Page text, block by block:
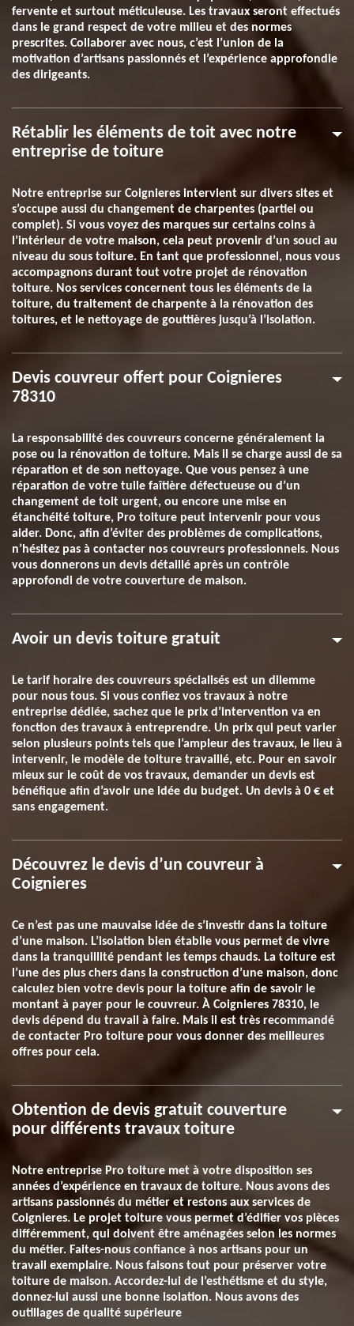
fervente et surtout méticuleuse. Les travaux seront effectués
dans le grand respect de votre milieu et des normes
prescrites. Collaborer avec nous, c’est l’union de la
motivation d’artisans passionnés et l’expérience approfondie
des dirigeants.
Rétablir les éléments de toit avec notre
entreprise de toiture
Notre entreprise sur Coignieres intervient sur divers sites et
s’occupe aussi du changement de charpentes (partiel ou
complet). Si vous voyez des marques sur certains coins à
l’intérieur de votre maison, cela peut provenir d’un souci au
niveau du sous toiture. En tant que professionnel, nous vous
accompagnons durant tout votre projet de rénovation
toiture. Nos services concernent tous les éléments de la
toiture, du traitement de charpente à la rénovation des
toitures, et le nettoyage de gouttières jusqu’à l’isolation.
Devis couvreur offert pour Coignieres
78310
La responsabilité des couvreurs concerne généralement la
pose ou la rénovation de toiture. Mais il se charge aussi de sa
réparation et de son nettoyage. Que vous pensez à une
réparation de votre tuile faîtière défectueuse ou d’un
changement de toit urgent, ou encore une mise en
étanchéité toiture, Pro toiture peut intervenir pour vous
aider. Donc, afin d’éviter des problèmes de complications,
n’hésitez pas à contacter nos couvreurs professionnels. Nous
vous donnerons un devis détaillé après un contrôle
approfondi de votre couverture de maison.
Avoir un devis toiture gratuit
Le tarif horaire des couvreurs spécialisés est un dilemme
pour nous tous. Si vous confiez vos travaux à notre
entreprise dédiée, sachez que le prix d’intervention va en
fonction des travaux à entreprendre. Un prix qui peut varier
selon plusieurs points tels que l’ampleur des travaux, le lieu à
intervenir, le modèle de toiture travaillé, etc. Pour en savoir
mieux sur le coût de vos travaux, demander un devis est
bénéfique afin d’avoir une idée du budget. Un devis à 0 € et
sans engagement.
Découvrez le devis d’un couvreur à
Coignieres
Ce n’est pas une mauvaise idée de s’investir dans la toiture
d’une maison. L’isolation bien établie vous permet de vivre
dans la tranquillité pendant les temps chauds. La toiture est
l’une des plus chers dans la construction d’une maison, donc
calculez bien votre devis pour la toiture afin de savoir le
montant à payer pour le couvreur. À Coignieres 78310, le
devis dépend du travail à faire. Mais il est très recommandé
de contacter Pro toiture pour vous donner des meilleures
offres pour cela.
Obtention de devis gratuit couverture
pour différents travaux toiture
Notre entreprise Pro toiture met à votre disposition ses
années d’expérience en travaux de toiture. Nous avons des
artisans passionnés du métier et restons aux services de
Coignieres. Le projet toiture vous permet d’édifier vos pièces
différemment, qui doivent être aménagées selon les normes
du métier. Faites-nous confiance à nos artisans pour un
travail exemplaire. Nous faisons tout pour préserver votre
toiture de maison. Accordez-lui de l’esthétisme et du style,
donnez-lui aussi une bonne isolation. Nous avons des
outillages de qualité supérieure